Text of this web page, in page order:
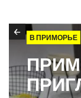
В ПРИМОРЬЕ